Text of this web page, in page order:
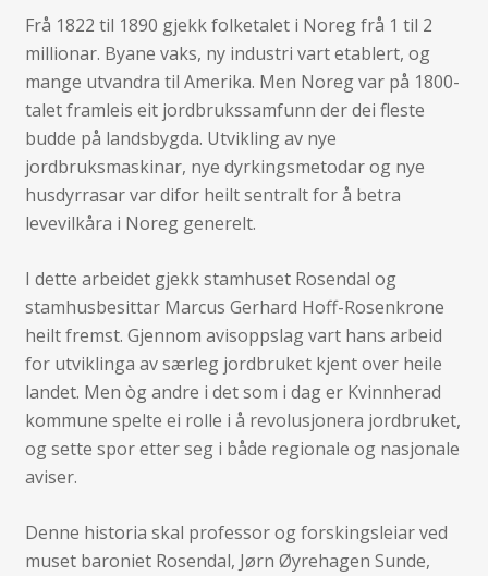
Frå 1822 til 1890 gjekk folketalet i Noreg frå 1 til 2
millionar. Byane vaks, ny industri vart etablert, og
mange utvandra til Amerika. Men Noreg var på 1800-
talet framleis eit jordbrukssamfunn der dei fleste
budde på landsbygda. Utvikling av nye
jordbruksmaskinar, nye dyrkingsmetodar og nye
husdyrrasar var difor heilt sentralt for å betra
levevilkåra i Noreg generelt.
I dette arbeidet gjekk stamhuset Rosendal og
stamhusbesittar Marcus Gerhard Hoff-Rosenkrone
heilt fremst. Gjennom avisoppslag vart hans arbeid
for utviklinga av særleg jordbruket kjent over heile
landet. Men òg andre i det som i dag er Kvinnherad
kommune spelte ei rolle i å revolusjonera jordbruket,
og sette spor etter seg i både regionale og nasjonale
aviser.
Denne historia skal professor og forskingsleiar ved
muset baroniet Rosendal, Jørn Øyrehagen Sunde,